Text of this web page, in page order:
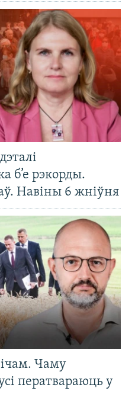
б’е рэкорды.
Навіны 6 жніўня
Чаму
ператвараюць у